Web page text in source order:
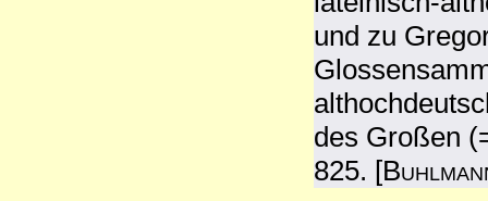
und zu
des Großen
825. [